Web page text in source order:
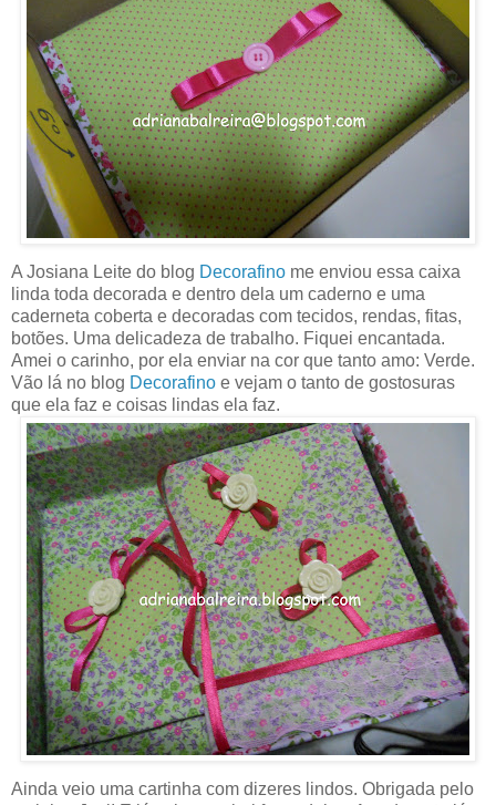
A Josiana Leite do blog Decorafino me enviou essa caixa
linda toda decorada e dentro dela um caderno e uma
caderneta coberta e decoradas com tecidos, rendas, fitas,
botões. Uma delicadeza de trabalho. Fiquei encantada.
Amei o carinho, por ela enviar na cor que tanto amo: Verde.
Vão lá no blog Decorafino e vejam o tanto de gostosuras
que ela faz e coisas lindas ela faz.
Ainda veio uma cartinha com dizeres lindos. Obrigada pelo